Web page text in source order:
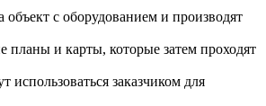
с оборудованием и производят
планы и карты, которые затем проходят
заказчиком для